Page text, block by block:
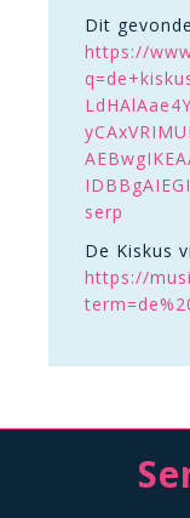
Dit
https://
serp
De Kiskus
https://